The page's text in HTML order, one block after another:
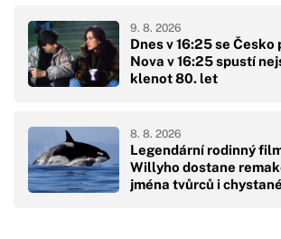
Dnes v 16:25 se Česko
Nova v 16:25 spustí
klenot 80. let
9. 8. 2026
Legendární rodinný
Willyho dostane
jména tvůrců i
8. 8. 2026